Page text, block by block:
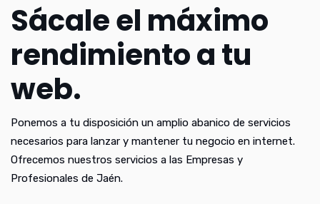
Sácale el máximo
rendimiento a tu
web.
Ponemos a tu disposición un amplio abanico de servicios
necesarios para lanzar y mantener tu negocio en internet.
Ofrecemos nuestros servicios a las Empresas y
Profesionales de Jaén.